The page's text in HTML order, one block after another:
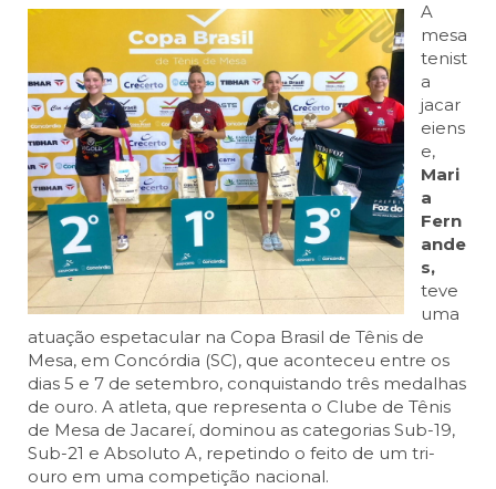
A
mesa
tenist
a
jacar
eiens
e,
Mari
a
Fern
ande
s,
teve
uma
atuação espetacular na Copa Brasil de Tênis de
Mesa, em Concórdia (SC), que aconteceu entre os
dias 5 e 7 de setembro, conquistando três medalhas
de ouro. A atleta, que representa o Clube de Tênis
de Mesa de Jacareí, dominou as categorias Sub-19,
Sub-21 e Absoluto A, repetindo o feito de um tri-
ouro em uma competição nacional.